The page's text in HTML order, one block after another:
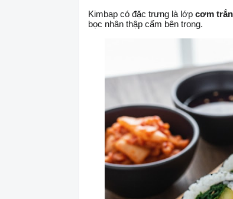
Kimbap có đặc trưng là lớp cơm
bọc nhân thập cẩm bên trong.